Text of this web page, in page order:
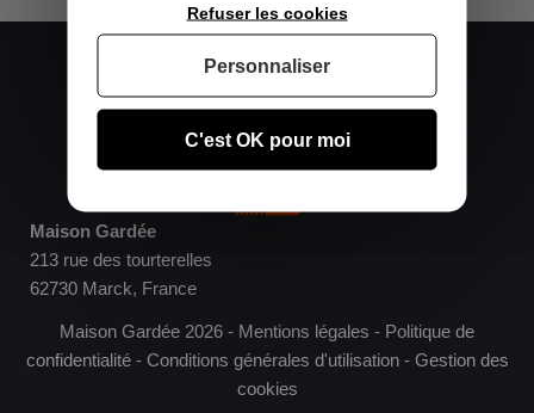
Nous contacter :
Mobile :+33 6 25 42 38 08
Fixe :+33 3 61 87 72 85
Maison Gardée
213 rue des tourterelles
62730 Marck, France
Maison Gardée 2026 - Mentions légales - Politique de
confidentialité- Conditions générales d'utilisation- Gestion des
cookies
C'est OK pour moi
Refuser les cookies
Personnaliser